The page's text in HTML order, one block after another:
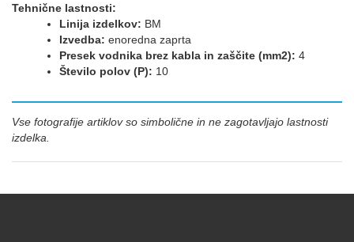
Tehnične lastnosti:
Linija izdelkov: BM
Izvedba: enoredna zaprta
Presek vodnika brez kabla in zaščite (mm2): 4
Število polov (P): 10
Vse fotografije artiklov so simbolične in ne zagotavljajo lastnosti
izdelka.